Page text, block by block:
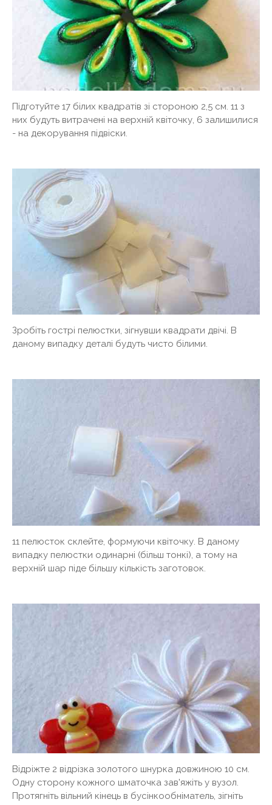
Підготуйте 17 білих квадратів зі стороною 2,5 см. 11 з
них будуть витрачені на верхній квіточку, 6 залишилися
- на декорування підвіски.
Зробіть гострі пелюстки, зігнувши квадрати двічі. В
даному випадку деталі будуть чисто білими.
11 пелюсток склейте, формуючи квіточку. В даному
випадку пелюстки одинарні (більш тонкі), а тому на
верхній шар піде більшу кількість заготовок.
Відріжте 2 відрізка золотого шнурка довжиною 10 см.
Одну сторону кожного шматочка зав'яжіть у вузол.
Протягніть вільний кінець в бусінкообніматель, зігніть